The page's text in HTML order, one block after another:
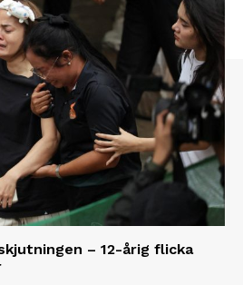
– 12-årig flicka